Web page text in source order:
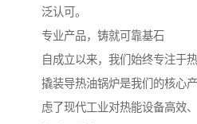
泛认可。
专业产品，铸就可靠基石
自成立以来，我们始终专注于
撬装导热油锅炉是我们的核心
虑了现代工业对热能设备高效